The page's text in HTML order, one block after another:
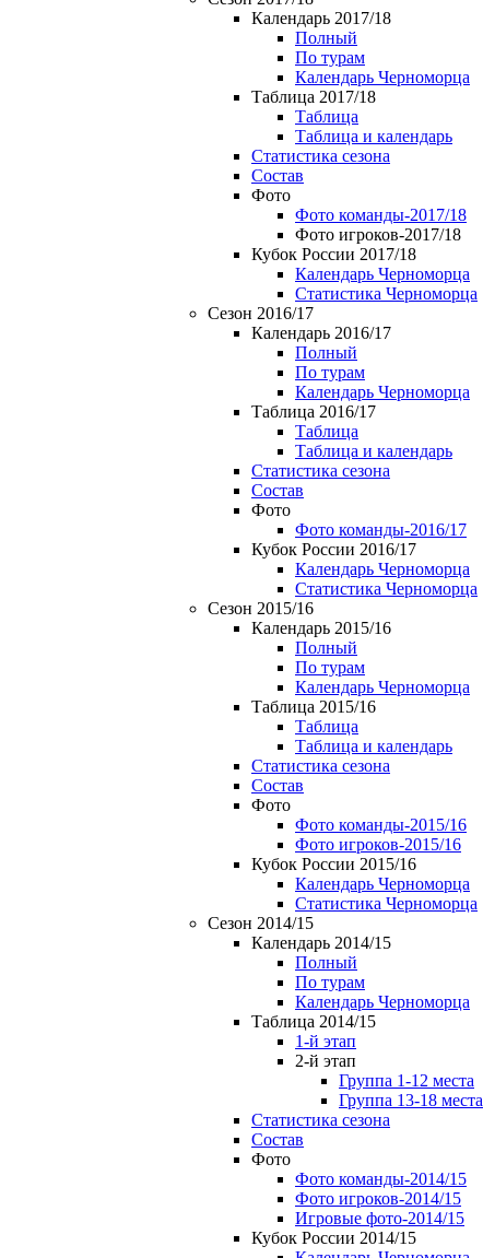
Календарь 2017/18
Полный
По турам
Календарь Черноморца
Таблица 2017/18
Таблица
Таблица и календарь
Статистика сезона
Состав
Фото
Фото команды-2017/18
Фото игроков-2017/18
Кубок России 2017/18
Календарь Черноморца
Статистика Черноморца
Сезон 2016/17
Календарь 2016/17
Полный
По турам
Календарь Черноморца
Таблица 2016/17
Таблица
Таблица и календарь
Статистика сезона
Состав
Фото
Фото команды-2016/17
Кубок России 2016/17
Календарь Черноморца
Статистика Черноморца
Сезон 2015/16
Календарь 2015/16
Полный
По турам
Календарь Черноморца
Таблица 2015/16
Таблица
Таблица и календарь
Статистика сезона
Состав
Фото
Фото команды-2015/16
Фото игроков-2015/16
Кубок России 2015/16
Календарь Черноморца
Статистика Черноморца
Сезон 2014/15
Календарь 2014/15
Полный
По турам
Календарь Черноморца
Таблица 2014/15
1-й этап
2-й этап
Группа 1-12 места
Группа 13-18 места
Статистика сезона
Состав
Фото
Фото команды-2014/15
Фото игроков-2014/15
Игровые фото-2014/15
Кубок России 2014/15